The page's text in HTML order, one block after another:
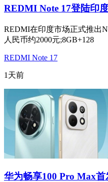
REDMI Note 17登陆印
REDMI在印度市场正式推出
人民币约2000元;8GB+128
REDMI Note 17
1天前
华为畅享100 Pro Max